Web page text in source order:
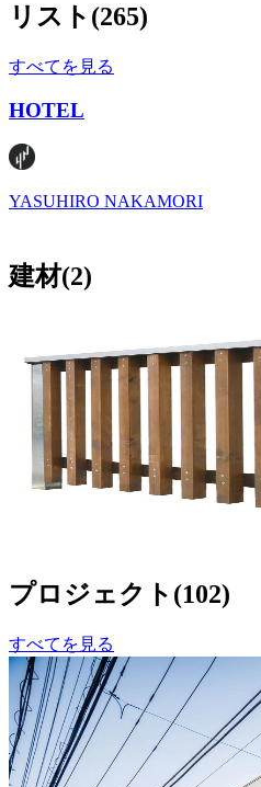
リスト (265)
すべてを見る
HOTEL
YASUHIRO NAKAMORI
建材(2)
メーカー
越井木材工業
東京都ガイドライ
柵タイプ
プロジェクト (102)
すべてを見る
ビルディングタイプ
戸建住宅